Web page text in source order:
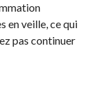
en veille, ce qui
pas continuer